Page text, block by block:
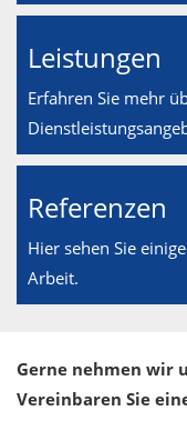
Leistungen
Erfahren Sie mehr
Referenzen
Hier sehen Sie
Arbeit.
Gerne nehmen wir
Vereinbaren Sie